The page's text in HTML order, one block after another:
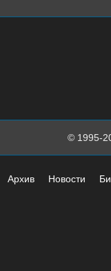
© 1995-
Архив Новости